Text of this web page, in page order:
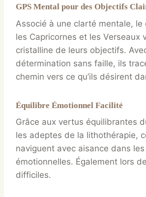
GPS Mental pour des Objectifs
Associé à une clarté mentale, le
les Capricornes et les Verseaux
cristalline de leurs objectifs.
détermination sans faille, ils
chemin vers ce qu’ils désirent
Équilibre Émotionnel Facilité
Grâce aux vertus équilibrantes
les adeptes de la lithothérapie,
naviguent avec aisance dans
émotionnelles. Également lors
difficiles.